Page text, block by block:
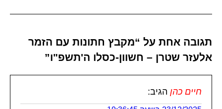
תגובה אחת על “מקבץ חתונות עם הזמר
אלעזר שטרן – חשוון-כסלו ה'תשפ"ו”
הגיב: